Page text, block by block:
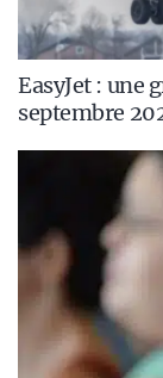
EasyJet : une
septembre